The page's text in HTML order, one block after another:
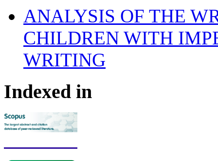
ANALYSIS OF THE
CHILDREN WITH
WRITING
Indexed in